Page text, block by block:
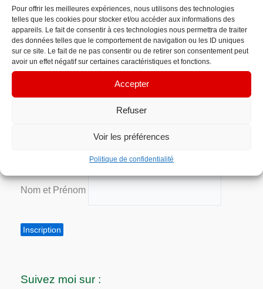
Pour offrir les meilleures expériences, nous utilisons des technologies
telles que les cookies pour stocker et/ou accéder aux informations des
appareils. Le fait de consentir à ces technologies nous permettra de traiter
des données telles que le comportement de navigation ou les ID uniques
sur ce site. Le fait de ne pas consentir ou de retirer son consentement peut
avoir un effet négatif sur certaines caractéristiques et fonctions.
Accepter
Refuser
Voir les préférences
Politique de confidentialité
Inscription Newsletter
Votre adresse e-mail n’est utilisée que pour vous
envoyer notre newsletter et des informations sur les
activités d’EM’manuelle. Vous pouvez toujours
utiliser le lien de désabonnement inclus dans la
Nom et Prénom
Suivez moi sur :